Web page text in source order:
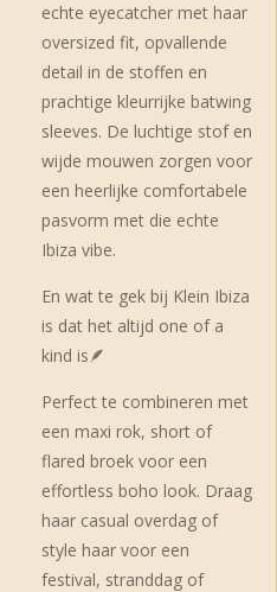
echte eyecatcher met haar
oversized fit, opvallende
detail in de stoffen en
prachtige kleurrijke batwing
sleeves. De luchtige stof en
wijde mouwen zorgen voor
een heerlijke comfortabele
pasvorm met die echte
Ibiza vibe.
En wat te gek bij Klein Ibiza
is dat het altijd one of a
kind is🪶
Perfect te combineren met
een maxi rok, short of
flared broek voor een
effortless boho look. Draag
haar casual overdag of
style haar voor een
festival, stranddag of